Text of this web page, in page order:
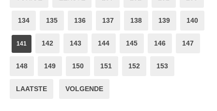
134 135 136 137 138 139 140
141 142 143 144 145 146 147
148 149 150 151 152 153
LAATSTE VOLGENDE